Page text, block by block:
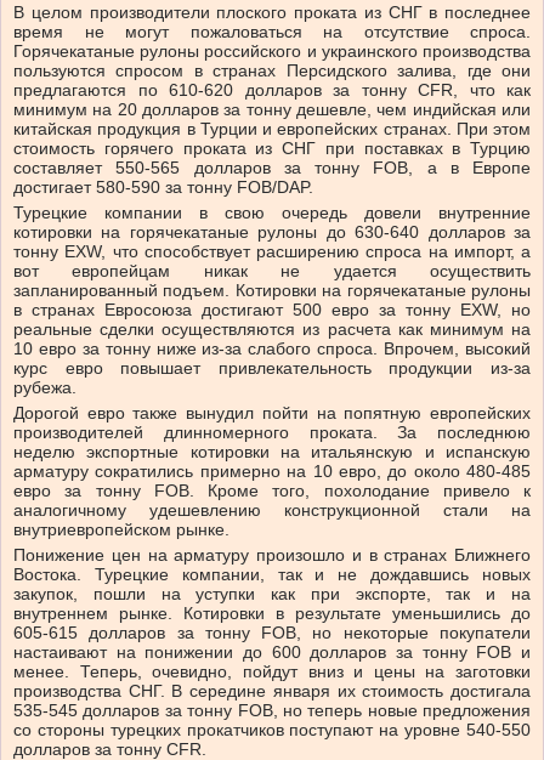
В целом производители плоского проката из СНГ в последнее
время не могут пожаловаться на отсутствие спроса.
Горячекатаные рулоны российского и украинского производства
пользуются спросом в странах Персидского залива, где они
предлагаются по 610-620 долларов за тонну CFR, что как
минимум на 20 долларов за тонну дешевле, чем индийская или
китайская продукция в Турции и европейских странах. При этом
стоимость горячего проката из СНГ при поставках в Турцию
составляет 550-565 долларов за тонну FOB, а в Европе
достигает 580-590 за тонну FOB/DAP.
Турецкие компании в свою очередь довели внутренние
котировки на горячекатаные рулоны до 630-640 долларов за
тонну EXW, что способствует расширению спроса на импорт, а
вот европейцам никак не удается осуществить
запланированный подъем. Котировки на горячекатаные рулоны
в странах Евросоюза достигают 500 евро за тонну EXW, но
реальные сделки осуществляются из расчета как минимум на
10 евро за тонну ниже из-за слабого спроса. Впрочем, высокий
курс евро повышает привлекательность продукции из-за
рубежа.
Дорогой евро также вынудил пойти на попятную европейских
производителей длинномерного проката. За последнюю
неделю экспортные котировки на итальянскую и испанскую
арматуру сократились примерно на 10 евро, до около 480-485
евро за тонну FOB. Кроме того, похолодание привело к
аналогичному удешевлению конструкционной стали на
внутриевропейском рынке.
Понижение цен на арматуру произошло и в странах Ближнего
Востока. Турецкие компании, так и не дождавшись новых
закупок, пошли на уступки как при экспорте, так и на
внутреннем рынке. Котировки в результате уменьшились до
605-615 долларов за тонну FOB, но некоторые покупатели
настаивают на понижении до 600 долларов за тонну FOB и
менее. Теперь, очевидно, пойдут вниз и цены на заготовки
производства СНГ. В середине января их стоимость достигала
535-545 долларов за тонну FOB, но теперь новые предложения
со стороны турецких прокатчиков поступают на уровне 540-550
долларов за тонну CFR.